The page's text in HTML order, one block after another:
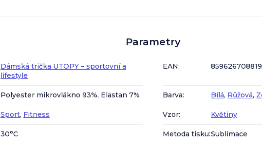
Parametry
Dámská trička UTOPY – sportovní a
lifestyle
EAN:
Polyester mikrovlákno 93%, Elastan 7% Barva: Bílá, Růžová,
Sport, Fitness Vzor: Květiny
30°C Metoda tisku:Sublimace